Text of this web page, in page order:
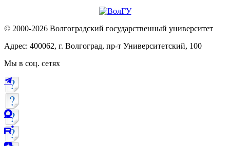
© 2000-2026 Волгоградский государственный университет
Адрес: 400062, г. Волгоград, пр-т Университетский, 100
Мы в соц. сетях